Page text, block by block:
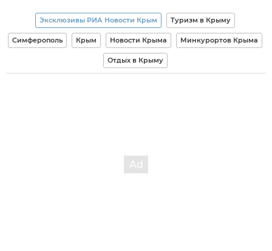
Эксклюзивы РИА Новости Крым Туризм в Крыму
Симферополь Крым Новости Крыма Минкурортов Крыма
Отдых в Крыму